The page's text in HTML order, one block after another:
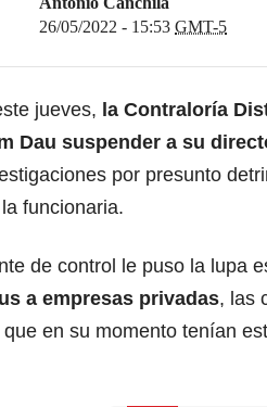
26/05/2022 - 15:53 GMT-5
jueves, la Contraloría
Dau suspender a su
por presunto
funcionaria.
de control le puso la lupa
a empresas privadas, las
en su momento tenían